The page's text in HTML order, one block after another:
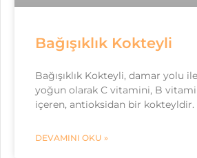
Bağışıklık Kokteyli
Bağışıklık Kokteyli, damar yolu
yoğun olarak C vitamini, B
içeren, antioksidan bir kokteyldir.
DEVAMINI OKU »